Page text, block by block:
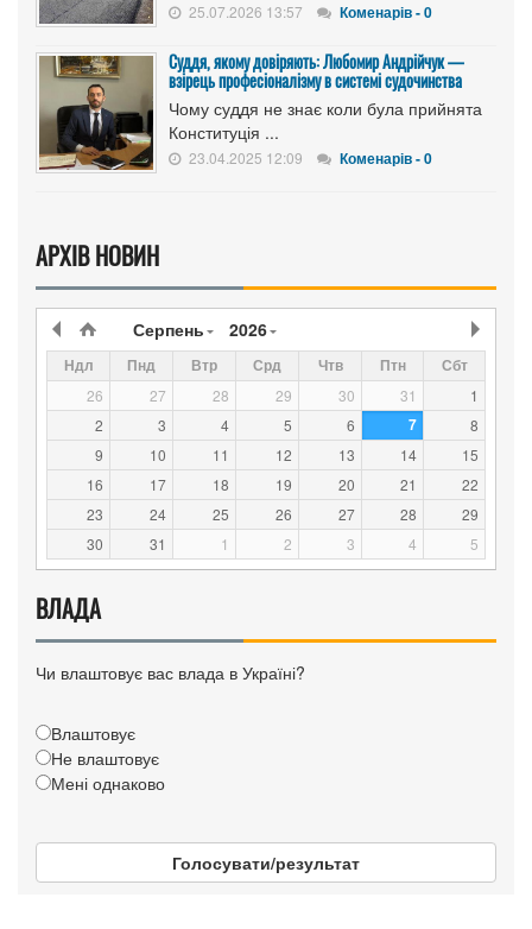
25.07.2026 13:57 Коменарів - 0
Суддя, якому довіряють: Любомир Андрійчук —
взірець професіоналізму в системі судочинства
Чому суддя не знає коли була прийнята
Конституція ...
23.04.2025 12:09 Коменарів - 0
АРХІВ НОВИН
Серпень 2026
Ндл Пнд Втр Срд Чтв Птн Сбт
26 27 28 29 30 31
1
2
3 4 5 6 7
8
9
10 11 12 13 14
15
16
17 18 19 20 21
22
23
24 25 26 27 28
29
30
31 1 2 3 4 5
ВЛАДА
Чи влаштовує вас влада в Україні?
Влаштовує
Не влаштовує
Мені однаково
Голосувати/результат